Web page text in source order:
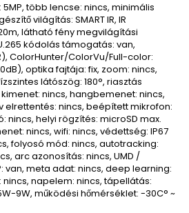
több lencse: nincs, minimális
világítás: SMART IR, IR
látható fény megvilágítási
kódolás támogatás: van,
ColorHunter/ColorVu/Full-color:
optika fajtája: fix, zoom: nincs,
látószög: 180°, riasztás
nincs, hangbemenet: nincs,
elrettentés: nincs, beépített mikrofon:
nincs, helyi rögzítés: microSD max.
nincs, wifi: nincs, védettség: IP67
folyosó mód: nincs, autotracking:
arc azonosítás: nincs, UMD /
van, meta adat: nincs, deep learning:
napelem: nincs, tápellátás:
9W, működési hőmérséklet: -30C° ~